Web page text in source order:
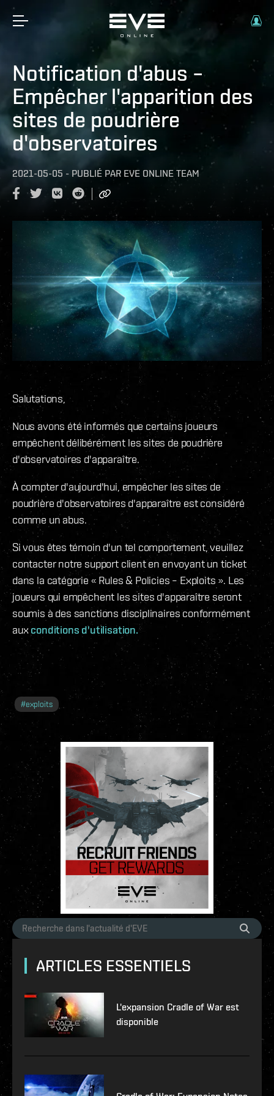
Notification d'abus –
Empêcher l'apparition des
sites de poudrière
d'observatoires
2021-05-05 - PUBLIÉ PAR EVE ONLINE TEAM
Salutations,
Nous avons été informés que certains joueurs
empêchent délibérément les sites de poudrière
d'observatoires d'apparaître.
À compter d'aujourd'hui, empêcher les sites de
poudrière d'observatoires d'apparaître est considéré
comme un abus.
Si vous êtes témoin d'un tel comportement, veuillez
contacter notre support client en envoyant un ticket
dans la catégorie « Rules & Policies – Exploits ». Les
joueurs qui empêchent les sites d'apparaître seront
soumis à des sanctions disciplinaires conformément
aux conditions d'utilisation.
#exploits
ARTICLES ESSENTIELS
L'expansion Cradle of War est
disponible